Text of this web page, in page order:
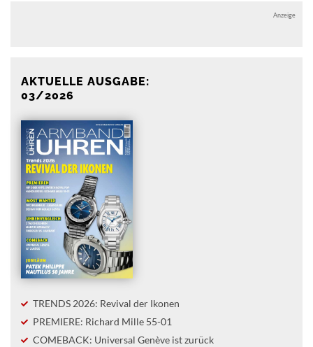
Anzeige
AKTUELLE AUSGABE:
03/2026
TRENDS 2026: Revival der Ikonen
PREMIERE: Richard Mille 55-01
COMEBACK: Universal Genève ist zurück